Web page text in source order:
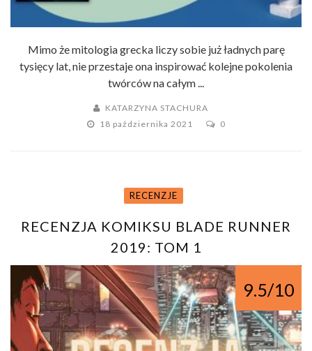
Mimo że mitologia grecka liczy sobie już ładnych parę
tysięcy lat, nie przestaje ona inspirować kolejne pokolenia
twórców na całym ...
KATARZYNA STACHURA
18 października 2021
0
RECENZJE
RECENZJA KOMIKSU BLADE RUNNER
2019: TOM 1
9.5/10